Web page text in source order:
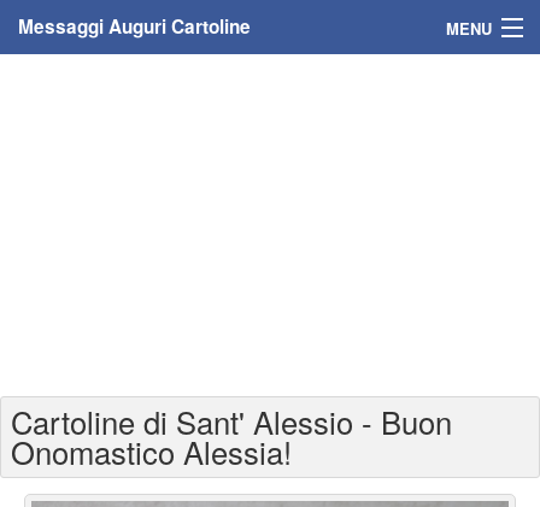
Messaggi Auguri Cartoline MENU
Cartoline auguri anni
Cartoline giorni anno
Cartoline di Sant' Alessio - Buon
Onomastico Alessia!